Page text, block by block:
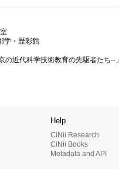
学・歴彩館
近代科学技術教育の先駆者たち
Help
CiNii Research
CiNii Books
Metadata and API